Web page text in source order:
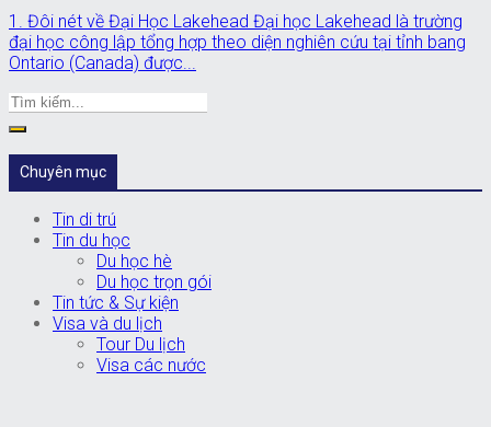
1. Đôi nét về Đại Học Lakehead Đại học Lakehead là trường
đại học công lập tổng hợp theo diện nghiên cứu tại tỉnh bang
Ontario (Canada) được...
Chuyên mục
Tin di trú
Tin du học
Du học hè
Du học trọn gói
Tin tức & Sự kiện
Visa và du lịch
Tour Du lịch
Visa các nước